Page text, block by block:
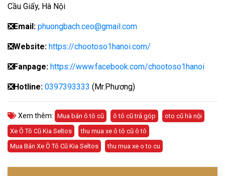
Cầu Giấy, Hà Nội
❎Email: phuongbach.ceo@gmail.com
❎Website: https://chootoso1hanoi.com/
❎Fanpage: https://www.facebook.com/chootoso1hanoi
❎Hotline: 0397393333 (Mr.Phương)
Xem thêm: Mua bán ô tô cũ ô tô cũ trả góp
oto cũ hà nội
Xe Ô Tô Cũ Kia Seltos
thu mua xe ô tô cũ ô tô
Mua Bán Xe Ô Tô Cũ Kia Seltos
thu mua xe o to cu